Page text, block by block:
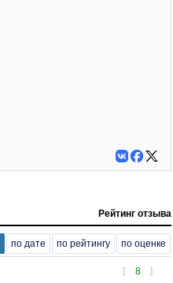
Рейтинг отзыва
по дате по рейтингу по оценке
[ 8 ]